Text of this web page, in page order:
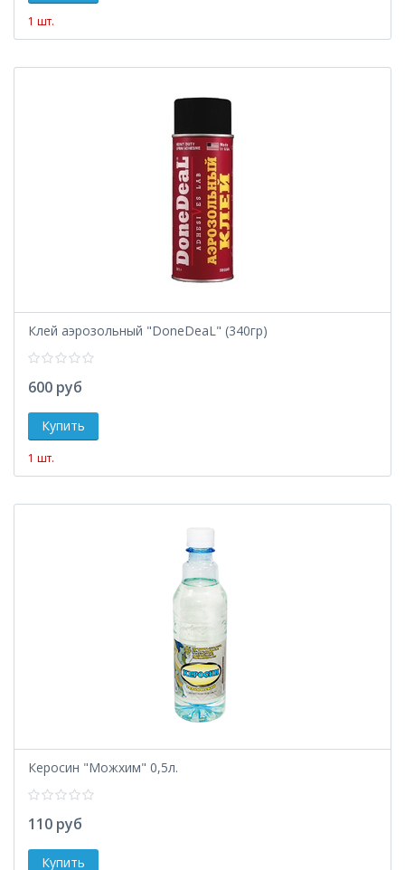
1 шт.
Клей аэрозольный "DoneDeaL" (340гр)
600 руб
1 шт.
Керосин "Можхим" 0,5л.
110 руб